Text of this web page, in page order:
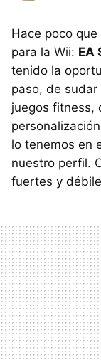
Hace poco
para la Wii: EA
tenido la
paso, de sudar
juegos fitness,
lo tenemos en
nuestro perfil.
fuertes y